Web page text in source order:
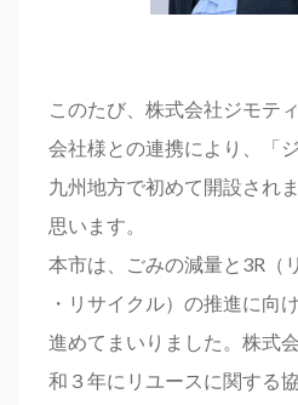
このたび、株式会社ジモテ
会社様との連携により、「
九州地方で初めて開設され
思います。
本市は、ごみの減量と3R（
・リサイクル）の推進に向
進めてまいりました。株式
和３年にリユースに関する